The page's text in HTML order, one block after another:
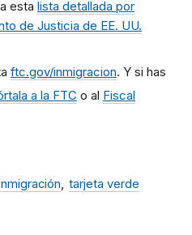
esta lista detallada por
de Justicia de EE. UU.
ftc.gov/inmigracion. Y si has
a la FTC o al Fiscal
tarjeta verde